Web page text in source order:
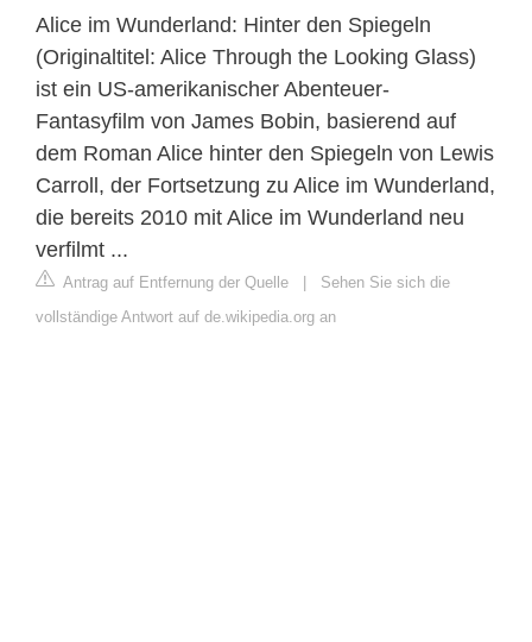
Alice im Wunderland: Hinter den Spiegeln
(Originaltitel: Alice Through the Looking Glass)
ist ein US-amerikanischer Abenteuer-
Fantasyfilm von James Bobin, basierend auf
dem Roman Alice hinter den Spiegeln von Lewis
Carroll, der Fortsetzung zu Alice im Wunderland,
die bereits 2010 mit Alice im Wunderland neu
verfilmt ...
Antrag auf Entfernung der Quelle | Sehen Sie sich die
vollständige Antwort auf de.wikipedia.org an